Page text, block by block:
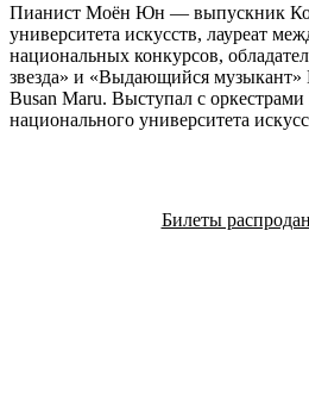
Пианист Моён Юн — выпускник
университета искусств, лауреат
национальных конкурсов,
звезда» и «Выдающийся музыкант»
Busan Maru. Выступал с оркестрами
национального университета
Билеты